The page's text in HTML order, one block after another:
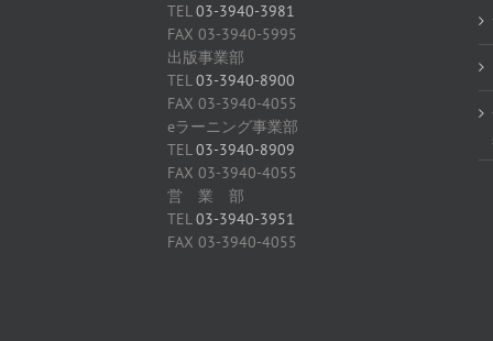
TEL03-3940-3981
FAX 03-3940-5995
出版事業部
TEL03-3940-8900
FAX 03-3940-4055
eラーニング事業部
TEL03-3940-8909
FAX 03-3940-4055
営 業 部
TEL03-3940-3951
FAX 03-3940-4055